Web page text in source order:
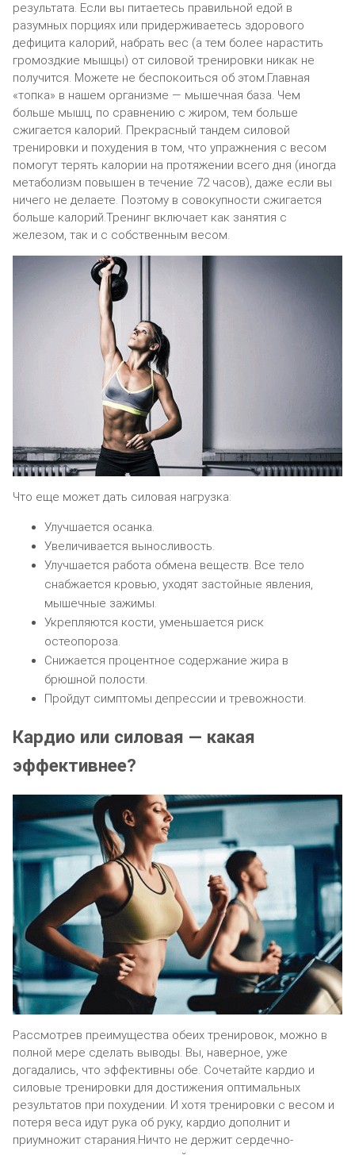
результата. Если вы питаетесь правильной едой в
разумных порциях или придерживаетесь здорового
дефицита калорий, набрать вес (а тем более нарастить
громоздкие мышцы) от силовой тренировки никак не
получится. Можете не беспокоиться об этом.Главная
«топка» в нашем организме — мышечная база. Чем
больше мышц, по сравнению с жиром, тем больше
сжигается калорий. Прекрасный тандем силовой
тренировки и похудения в том, что упражнения с весом
помогут терять калории на протяжении всего дня (иногда
метаболизм повышен в течение 72 часов), даже если вы
ничего не делаете. Поэтому в совокупности сжигается
больше калорий.Тренинг включает как занятия с
железом, так и с собственным весом.
Что еще может дать силовая нагрузка:
Улучшается осанка.
Увеличивается выносливость.
Улучшается работа обмена веществ. Все тело
снабжается кровью, уходят застойные явления,
мышечные зажимы.
Укрепляются кости, уменьшается риск
остеопороза.
Снижается процентное содержание жира в
брюшной полости.
Пройдут симптомы депрессии и тревожности.
Кардио или силовая — какая
эффективнее?
Рассмотрев преимущества обеих тренировок, можно в
полной мере сделать выводы. Вы, наверное, уже
догадались, что эффективны обе. Сочетайте кардио и
силовые тренировки для достижения оптимальных
результатов при похудении. И хотя тренировки с весом и
потеря веса идут рука об руку, кардио дополнит и
приумножит старания.Ничто не держит сердечно-